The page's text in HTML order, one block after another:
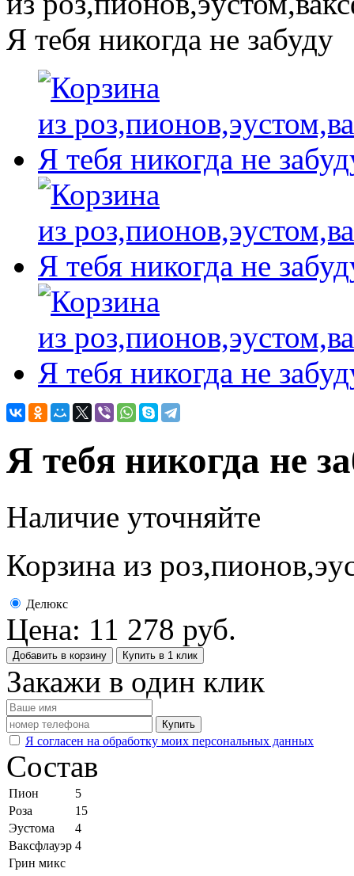
Я тебя никогда не
Наличие уточняйте
Корзина из
Делюкс
Цена: 11 278 руб.
Добавить в корзину Купить в 1 клик
Закажи в один клик
Купить
Я согласен на обработку моих персональных данных
Состав
Пион
5
Роза
15
Эустома
4
Ваксфлауэр 4
Грин микс